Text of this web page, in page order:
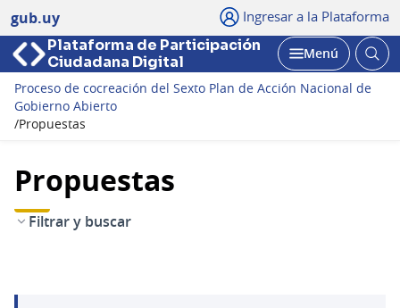
gub.uy Ingresar a la Plataforma
Plataforma de Participación
Ciudadana Digital
Abrir
Menú
Proceso de cocreación del Sexto Plan de Acción Nacional de
Gobierno Abierto
/Propuestas
Propuestas
Filtrar y buscar